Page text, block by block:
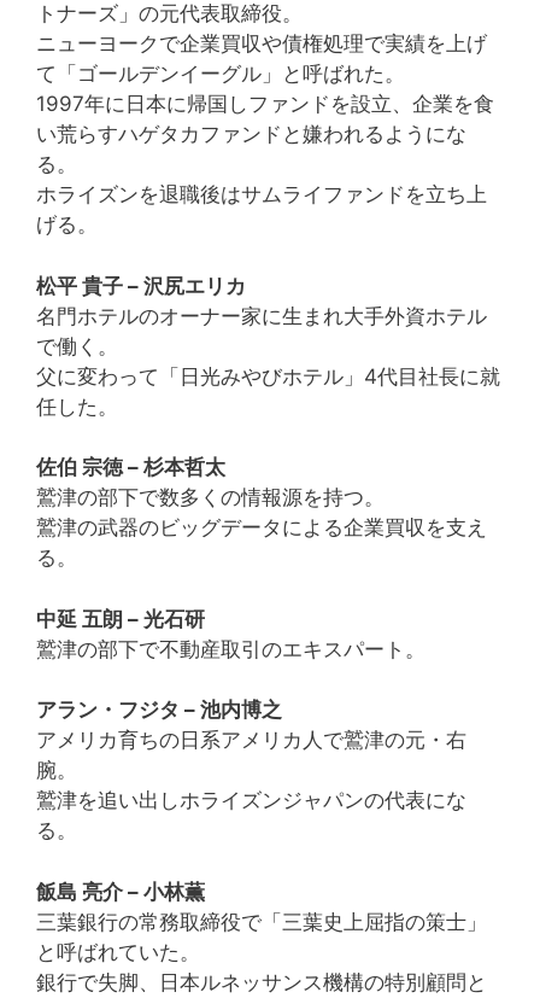
トナーズ」の元代表取締役。
ニューヨークで企業買収や債権処理で実績を上げ
て「ゴールデンイーグル」と呼ばれた。
1997年に日本に帰国しファンドを設立、企業を食
い荒らすハゲタカファンドと嫌われるようにな
る。
ホライズンを退職後はサムライファンドを立ち上
げる。
松平 貴子 – 沢尻エリカ
名門ホテルのオーナー家に生まれ大手外資ホテル
で働く。
父に変わって「日光みやびホテル」4代目社長に就
任した。
佐伯 宗徳 – 杉本哲太
鷲津の部下で数多くの情報源を持つ。
鷲津の武器のビッグデータによる企業買収を支え
る。
中延 五朗 – 光石研
鷲津の部下で不動産取引のエキスパート。
アラン・フジタ – 池内博之
アメリカ育ちの日系アメリカ人で鷲津の元・右
腕。
鷲津を追い出しホライズンジャパンの代表にな
る。
飯島 亮介 – 小林薫
三葉銀行の常務取締役で「三葉史上屈指の策士」
と呼ばれていた。
銀行で失脚、日本ルネッサンス機構の特別顧問と